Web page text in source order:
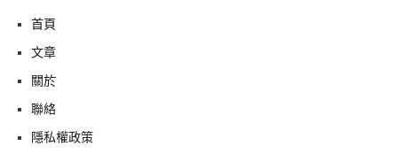
首頁
文章
關於
聯絡
隱私權政策